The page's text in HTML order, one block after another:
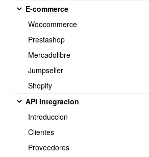
E-commerce
Woocommerce
Prestashop
Mercadolibre
Jumpseller
Shopify
API Integracion
Introduccion
Clientes
Proveedores
pagos del documento para poder